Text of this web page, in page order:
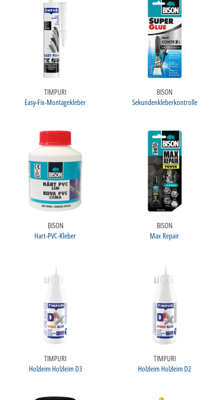
TIMPURI
Easy-Fix-Montagekleber
BISON
Sekundenkleberkontrolle
BISON
Hart-PVC-Kleber
BISON
Max Repair
TIMPURI
Holzleim Holzleim D3
TIMPURI
Holzleim Holzleim D2